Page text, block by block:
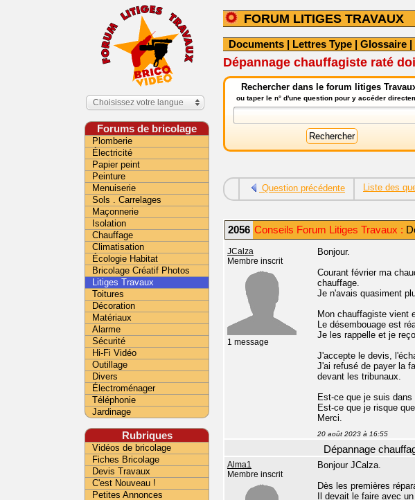
FORUM LITIGES TRAVAUX
Documents | Lettres Type | Glossaire |
Dépannage chauffagiste raté
Rechercher dans le forum litiges
ou taper le n° d'une question pour y accéder
Question précédente Liste des
2056 Conseils Forum Litiges Travaux :
JCalza
Membre inscrit
1 message
Bonjour.
Courant février ma
chauffage.
Je n'avais quasiment
Mon chauffagiste vient
Le désembouage est
Je les rappelle et je
J'accepte le devis,
J'ai refusé de payer la
devant les tribunaux.
Est-ce que je suis dans
Est-ce que je risque
Merci.
20 août 2023 à 16:55
Dépannage
Alma1
Membre inscrit
Bonjour JCalza.
Dès les premières
Il devait le faire avec
Choisissez votre langue
Forums de bricolage
Plomberie
Électricité
Papier peint
Peinture
Menuiserie
Sols . Carrelages
Maçonnerie
Isolation
Chauffage
Climatisation
Écologie Habitat
Bricolage Créatif Photos
Litiges Travaux
Toitures
Décoration
Matériaux
Alarme
Sécurité
Hi-Fi Vidéo
Outillage
Divers
Électroménager
Téléphonie
Jardinage
Rubriques
Vidéos de bricolage
Fiches Bricolage
Devis Travaux
C'est Nouveau !
Petites Annonces